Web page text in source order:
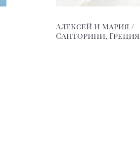
Алексей и Мария /
Санторини, Греция